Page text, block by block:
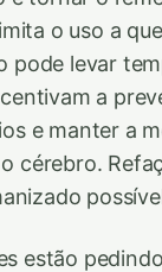
o uso a
pode levar
a
e manter a
cérebro.
estão